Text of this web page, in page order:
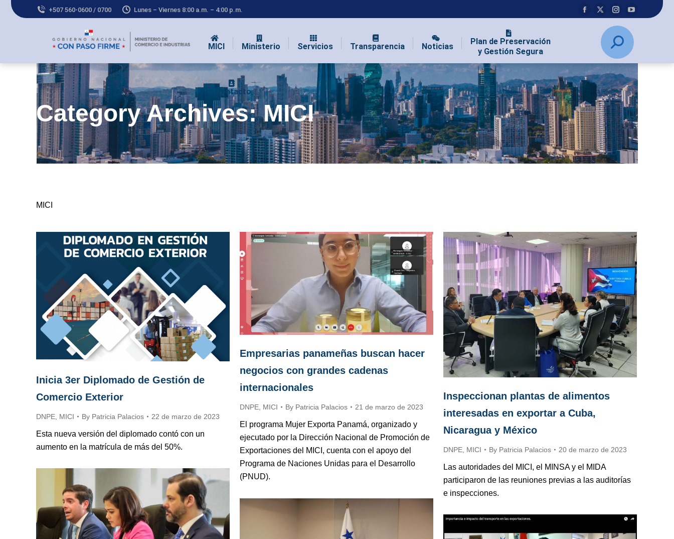
+507 560-0600 / 0700 Lunes – Viernes 8:00 a.m. – 4:00 p.m.
MICI Ministerio Servicios Transparencia Noticias
Plan de Preservación
y Gestión Segura
Contacto
Category Archives:MICI
MICI
Inicia 3er Diplomado de Gestión de
Comercio Exterior
DNPE MICI By Patricia Palacios 22 de marzo de 2023
Esta nueva versión del diplomado contó con un
aumento en la matrícula de más del 50%.
Empresarias panameñas buscan hacer
negocios con grandes cadenas
internacionales
DNPE, MICI By Patricia Palacios 21 de marzo de 2023
El programa Mujer Exporta Panamá, organizado y
ejecutado por la Dirección Nacional de Promoción de
Exportaciones del MICI, cuenta con el apoyo del
Programa de Naciones Unidas para el Desarrollo
(PNUD).
Inspeccionan plantas de alimentos
interesadas en exportar a Cuba,
Nicaragua y México
DNPE MICI By Patricia Palacios 20 de marzo de 2023
Las autoridades del MICI, el MINSA y el MIDA
participaron de las reuniones previas a las auditorías
e inspecciones.